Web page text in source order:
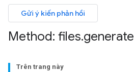
Gửi ý kiến phản hồi
Method: files.generate
Trên trang này